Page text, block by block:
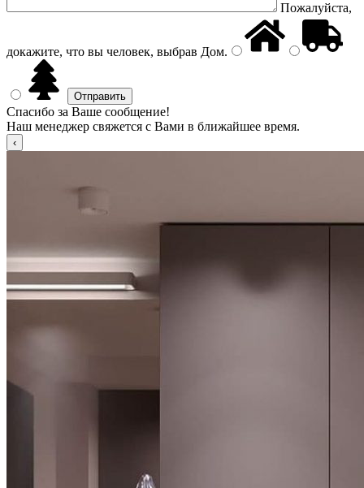
Пожалуйста,
докажите, что вы человек, выбрав Дом.
Спасибо за Ваше сообщение!
Наш менеджер свяжется с Вами в ближайшее время.